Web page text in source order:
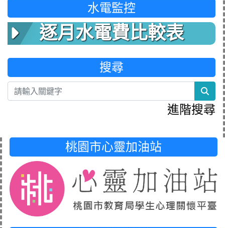
水電監控
逐月水電費比較表
搜尋
進階搜尋
桃園市心靈加油站